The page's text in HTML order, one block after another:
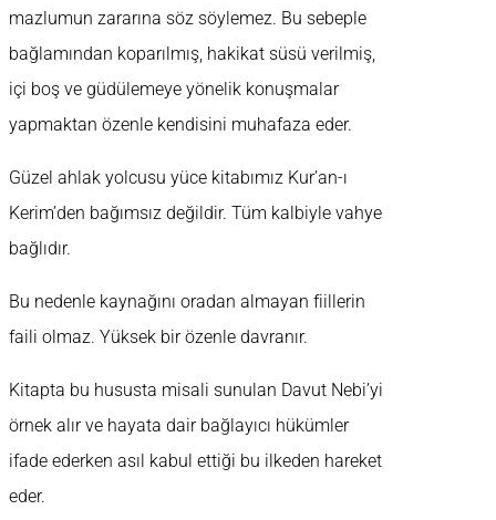
mazlumun zararına söz söylemez. Bu sebeple
bağlamından koparılmış, hakikat süsü verilmiş,
içi boş ve güdülemeye yönelik konuşmalar
yapmaktan özenle kendisini muhafaza eder.
Güzel ahlak yolcusu yüce kitabımız Kur’an-ı
Kerim’den bağımsız değildir. Tüm kalbiyle vahye
bağlıdır.
Bu nedenle kaynağını oradan almayan fiillerin
faili olmaz. Yüksek bir özenle davranır.
Kitapta bu hususta misali sunulan Davut Nebi’yi
örnek alır ve hayata dair bağlayıcı hükümler
ifade ederken asıl kabul ettiği bu ilkeden hareket
eder.